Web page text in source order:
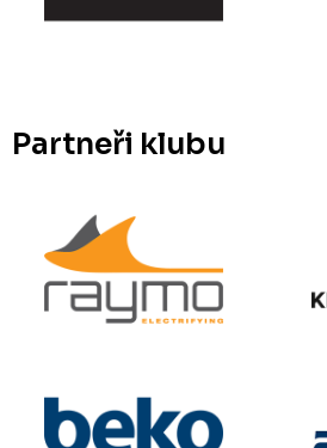
Partneři klubu